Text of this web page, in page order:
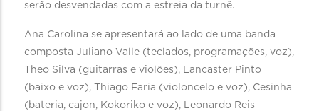
serão desvendadas com a estreia da turnê.
Ana Carolina se apresentará ao lado de uma banda
composta Juliano Valle (teclados, programações, voz),
Theo Silva (guitarras e violões), Lancaster Pinto
(baixo e voz), Thiago Faria (violoncelo e voz), Cesinha
(bateria, cajon, Kokoriko e voz), Leonardo Reis